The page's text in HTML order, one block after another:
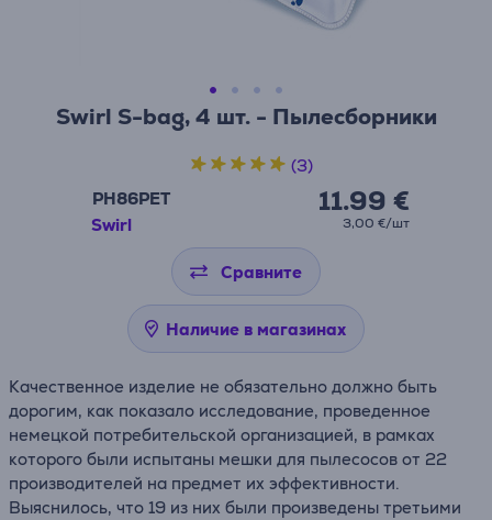
Swirl S-bag, 4 шт. - Пылесборники
PH86PET
Swirl
11.99 €
3,00 €/шт
(3)
Сравните
Наличие в магазинах
Качественное изделие не обязательно должно быть
дорогим, как показало исследование, проведенное
немецкой потребительской организацией, в рамках
которого были испытаны мешки для пылесосов от 22
производителей на предмет их эффективности.
Выяснилось, что 19 из них были произведены третьими